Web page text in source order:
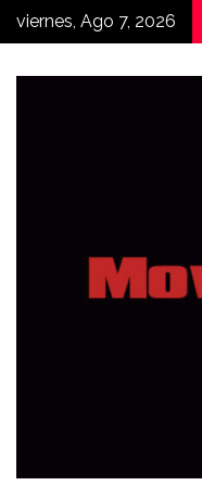
Skipviernes, Ago 7, 2026
y a las